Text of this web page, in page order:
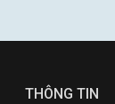
THÔNG TIN